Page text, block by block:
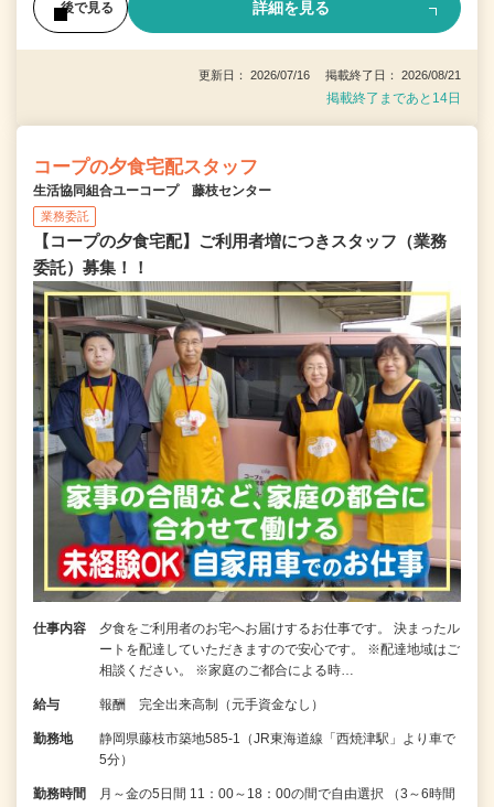
後で見る 詳細を見る
更新日： 2026/07/16 掲載終了日： 2026/08/21
掲載終了まであと14日
コープの夕食宅配スタッフ
生活協同組合ユーコープ 藤枝センター
業務委託
【コープの夕食宅配】ご利用者増につきスタッフ（業務
委託）募集！！
仕事内容
夕食をご利用者のお宅へお届けするお仕事です。 決まったル
ートを配達していただきますので安心です。 ※配達地域はご
相談ください。 ※家庭のご都合による時…
給与 報酬 完全出来高制（元手資金なし）
勤務地
静岡県藤枝市築地585-1（JR東海道線「西焼津駅」より車で
5分）
勤務時間
月～金の5日間 11：00～18：00の間で自由選択 （3～6時間